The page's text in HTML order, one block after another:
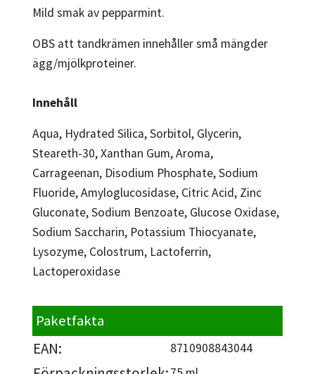
Mild smak av pepparmint.
OBS att tandkrämen innehåller små mängder
ägg/mjölkproteiner.
Innehåll
Aqua, Hydrated Silica, Sorbitol, Glycerin,
Steareth-30, Xanthan Gum, Aroma,
Carrageenan, Disodium Phosphate, Sodium
Fluoride, Amyloglucosidase, Citric Acid, Zinc
Gluconate, Sodium Benzoate, Glucose Oxidase,
Sodium Saccharin, Potassium Thiocyanate,
Lysozyme, Colostrum, Lactoferrin,
Lactoperoxidase
Paketfakta
EAN: 8710908843044